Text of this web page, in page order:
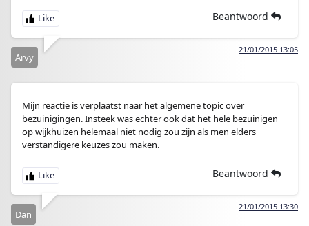
Beantwoord
21/01/2015 13:05
Arvy
Mijn reactie is verplaatst naar het algemene topic over
bezuinigingen. Insteek was echter ook dat het hele bezuinigen
op wijkhuizen helemaal niet nodig zou zijn als men elders
verstandigere keuzes zou maken.
Beantwoord
21/01/2015 13:30
Dan